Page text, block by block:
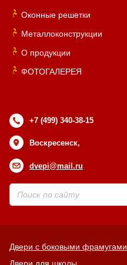
Оконные решетки
Металлоконструкции
О продукции
ФОТОГАЛЕРЕЯ
+7 (499) 340-38-15
Воскресенск,
dvepi@mail.ru
Двери с боковыми фрамугами
Двери для школы